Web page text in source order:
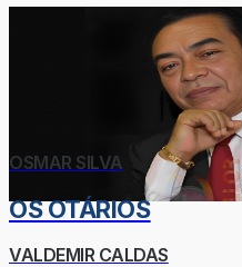
OSMAR SILVA
OS OTÁRIOS
VALDEMIR CALDAS